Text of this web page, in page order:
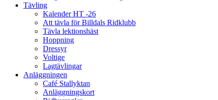
Tävling
Kalender HT -26
Att tävla för Billdals Ridklubb
Tävla lektionshäst
Hoppning
Dressyr
Voltige
Lagtävlingar
Anläggningen
Café Stallyktan
Anläggningskort